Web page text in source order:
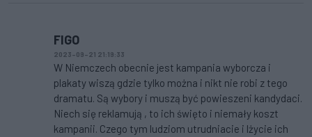
FIGO
2023-09-21 21:19:33
W Niemczech obecnie jest kampania wyborcza i
plakaty wiszą gdzie tylko można i nikt nie robi z tego
dramatu. Są wybory i muszą być powieszeni kandydaci.
Niech się reklamują , to ich święto i niemały koszt
kampanii. Czego tym ludziom utrudniacie i lżycie ich